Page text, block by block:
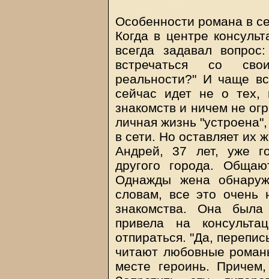
Особенности романа в
Когда в центре
всегда задавал
встречаться со
реальности?" И чаще
сейчас идет не о тех,
знакомств и ничем не
личная жизнь
в сети. Но оставляет их
Андрей, 37 лет, уже
другого города.
Однажды жена
словам, все это очень
знакомства. Она была
привела на
отпираться. "Да,
читают любовные
месте героинь.